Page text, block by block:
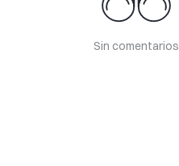
Sin comentarios